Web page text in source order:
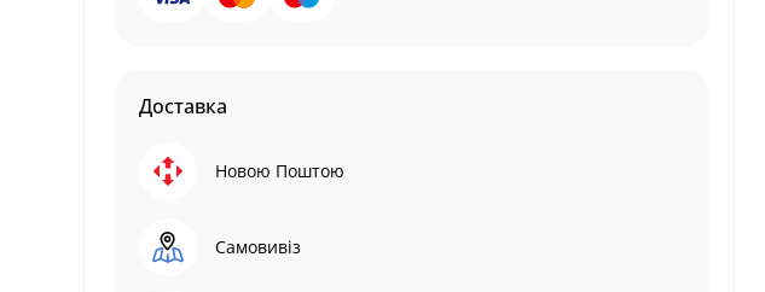
Доставка
Новою Поштою
Самовивіз